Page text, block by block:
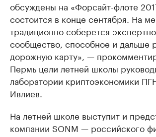
обсуждены на «Форсайт-флоте
состоится в конце сентября. На
традиционно соберется
сообщество, способное и дальше
дорожную карту», —
Пермь цели летней школы
лаборатории криптоэкономики
Ивлиев.
На летней школе выступит и
компании SONM — российского